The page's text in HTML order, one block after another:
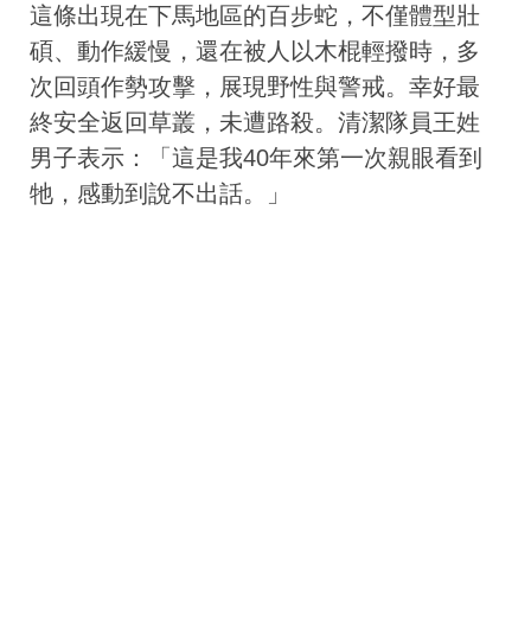
這條出現在下馬地區的百步蛇，不僅體型壯
碩、動作緩慢，還在被人以木棍輕撥時，多
次回頭作勢攻擊，展現野性與警戒。幸好最
終安全返回草叢，未遭路殺。清潔隊員王姓
男子表示：「這是我40年來第一次親眼看到
牠，感動到說不出話。」